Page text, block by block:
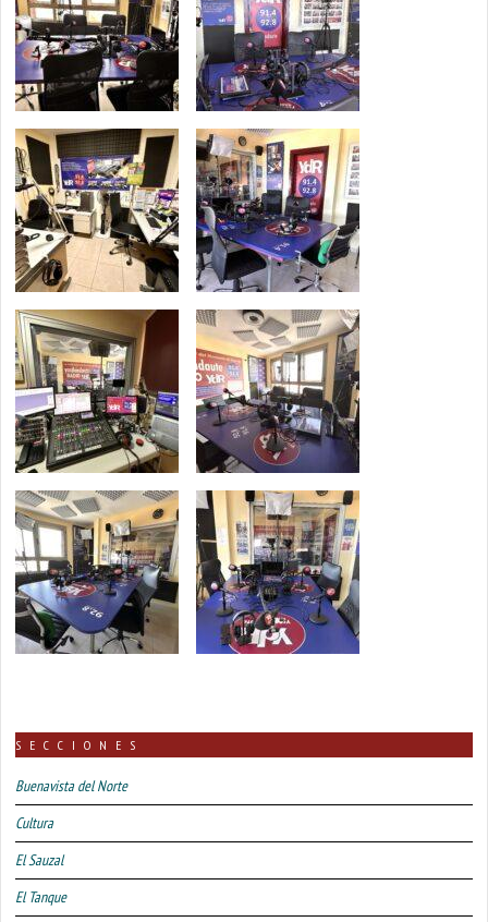
SECCIONES
Buenavista del Norte
Cultura
El Sauzal
El Tanque